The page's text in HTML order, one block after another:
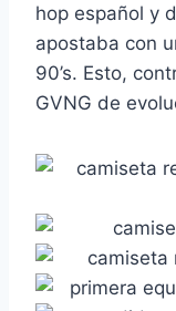
hop español y
apostaba con
90’s. Esto,
GVNG de